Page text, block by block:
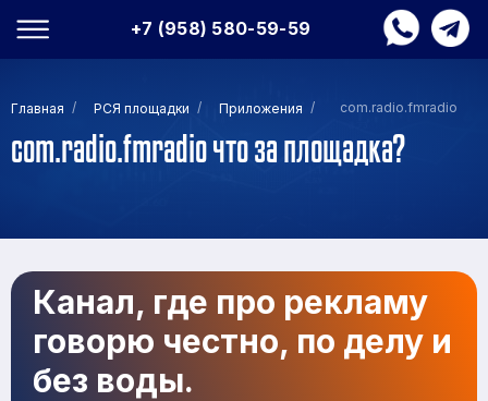
+7 (958) 580-59-59
Главная / РСЯ площадки / Приложения / com.radio.fmradio
com.radio.fmradio что за площадка?
Канал, где про рекламу
говорю честно, по делу и
без воды.